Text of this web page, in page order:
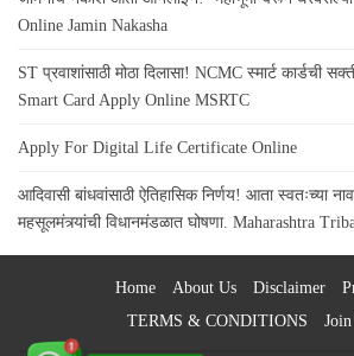
Online Jamin Nakasha
ST प्रवाशांसाठी मोठा दिलासा! NCMC स्मार्ट कार्डची
Smart Card Apply Online MSRTC
Apply For Digital Life Certificate Online
आदिवासी बांधवांसाठी ऐतिहासिक निर्णय! आता स्वतःच्या
महसूलमंत्र्यांची विधानमंडळात घोषणा. Maharashtra
Home About Us Disclaimer
TERMS & CONDITIONS